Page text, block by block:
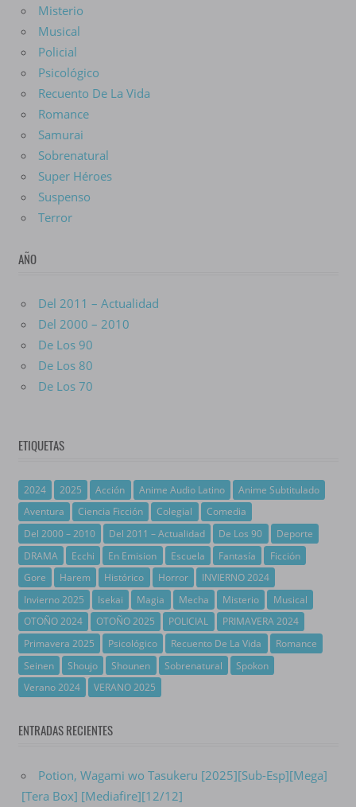
Misterio
Musical
Policial
Psicológico
Recuento De La Vida
Romance
Samurai
Sobrenatural
Super Héroes
Suspenso
Terror
AÑO
Del 2011 – Actualidad
Del 2000 – 2010
De Los 90
De Los 80
De Los 70
ETIQUETAS
2024 2025 Acción Anime Audio Latino
Anime Subtitulado
Aventura
Ciencia Ficción Colegial
Comedia
Del 2000 – 2010
Del 2011 – Actualidad De Los 90
Deporte
DRAMA
Ecchi En Emision Escuela Fantasía
Ficción
Gore
Harem Histórico Horror
INVIERNO 2024
Invierno 2025
Isekai Magia Mecha Misterio
Musical
OTOÑO 2024
OTOÑO 2025 POLICIAL
PRIMAVERA 2024
Primavera 2025
Psicológico Recuento De La Vida
Romance
Seinen
Shoujo Shounen Sobrenatural
Spokon
Verano 2024
VERANO 2025
ENTRADAS RECIENTES
Potion, Wagami wo Tasukeru [2025][Sub-Esp][Mega]
[Tera Box] [Mediafire][12/12]